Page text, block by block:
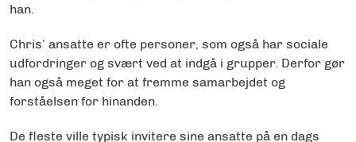
han.
Chris’ ansatte er ofte personer, som også har sociale
udfordringer og svært ved at indgå i grupper. Derfor gør
han også meget for at fremme samarbejdet og
forståelsen for hinanden.
De fleste ville typisk invitere sine ansatte på en dags